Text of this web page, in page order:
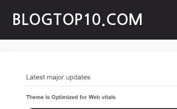
content
BLOGTOP10.COM